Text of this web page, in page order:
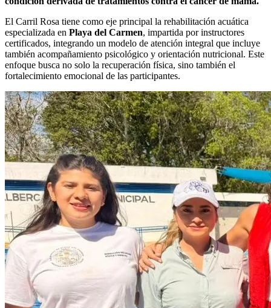
El Carril Rosa tiene como eje principal la rehabilitación acuática
especializada en Playa del Carmen, impartida por instructores
certificados, integrando un modelo de atención integral que incluye
también acompañamiento psicológico y orientación nutricional. Este
enfoque busca no solo la recuperación física, sino también el
fortalecimiento emocional de las participantes.